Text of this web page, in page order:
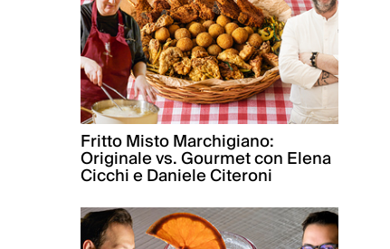
Fritto Misto Marchigiano:
Originale vs. Gourmet con Elena
Cicchi e Daniele Citeroni